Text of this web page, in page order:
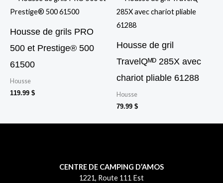
Housse de grils PRO
500 et Prestige® 500
61500
Housse
119.99 $
Housse de gril
TravelQᴹᴰ 285X avec
chariot pliable 61288
Housse
79.99 $
CENTRE DE CAMPING D’AMOS
1221, Route 111 Est